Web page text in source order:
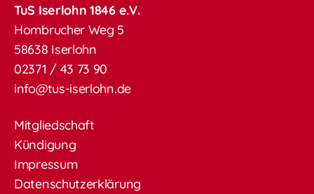
TuS Iserlohn 1846 e.V.
Hombrucher Weg 5
58638 Iserlohn
02371 / 43 73 90
info@tus-iserlohn.de
Mitgliedschaft
Kündigung
Impressum
Datenschutzerklärung